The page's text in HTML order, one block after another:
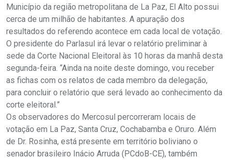
Município da região metropolitana de La Paz, El Alto possui
cerca de um milhão de habitantes. A apuração dos
resultados do referendo acontece em cada local de votação.
O presidente do Parlasul irá levar o relatório preliminar à
sede da Corte Nacional Eleitoral às 10 horas da manhã desta
segunda-feira. “Ainda na noite deste domingo, vou receber
as fichas com os relatos de cada membro da delegação,
para concluir o relatório que será levado ao conhecimento da
corte eleitoral.”
Os observadores do Mercosul percorreram locais de
votação em La Paz, Santa Cruz, Cochabamba e Oruro. Além
de Dr. Rosinha, está presente em território boliviano o
senador brasileiro Inácio Arruda (PCdoB-CE), também